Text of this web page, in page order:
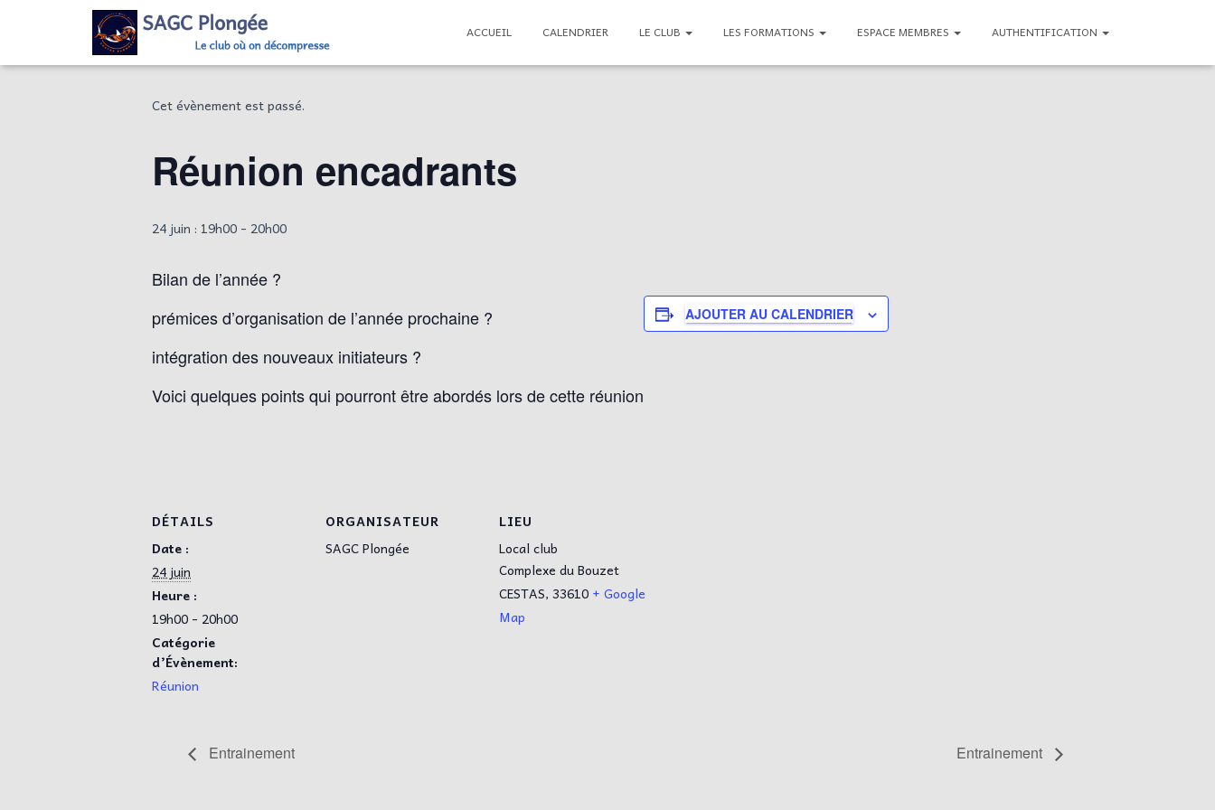
ACCUEIL CALENDRIER LE CLUB LES FORMATIONS ESPACE MEMBRES AUTHENTIFICATION
« Tous les Évènements
Cet évènement est passé.
Réunion encadrants
24 juin : 19h00 - 20h00
Bilan de l’année ?
prémices d’organisation de l’année prochaine ?
intégration des nouveaux initiateurs ?
Voici quelques points qui pourront être abordés lors de cette réunion
AJOUTER AU CALENDRIER
DÉTAILS
Date :
24 juin
Heure :
19h00 - 20h00
Catégorie
d’Évènement:
Réunion
ORGANISATEUR
SAGC Plongée
LIEU
Local club
Complexe du Bouzet
CESTAS, 33610 + Google
Map
Entrainement Entrainement